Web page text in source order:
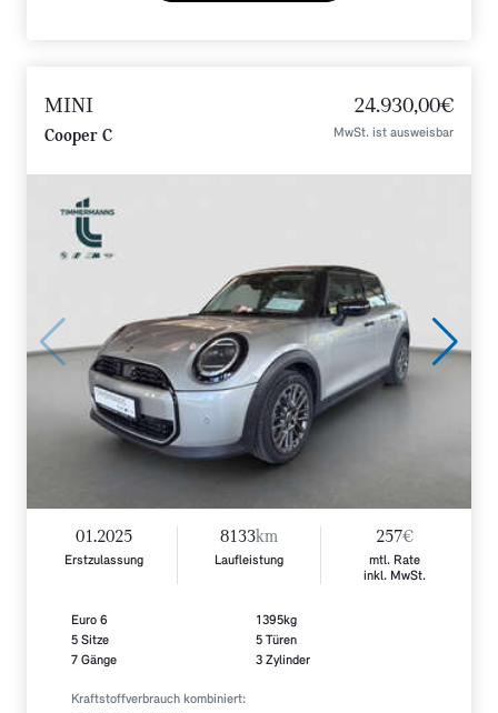
MINI
Cooper C
24.930,00€
MwSt. ist ausweisbar
01.2025
Erstzulassung
8133km
Laufleistung
257€
mtl. Rate
inkl. MwSt.
Euro 6
5 Sitze
7 Gänge
1395kg
5 Türen
3 Zylinder
Kraftstoffverbrauch kombiniert: